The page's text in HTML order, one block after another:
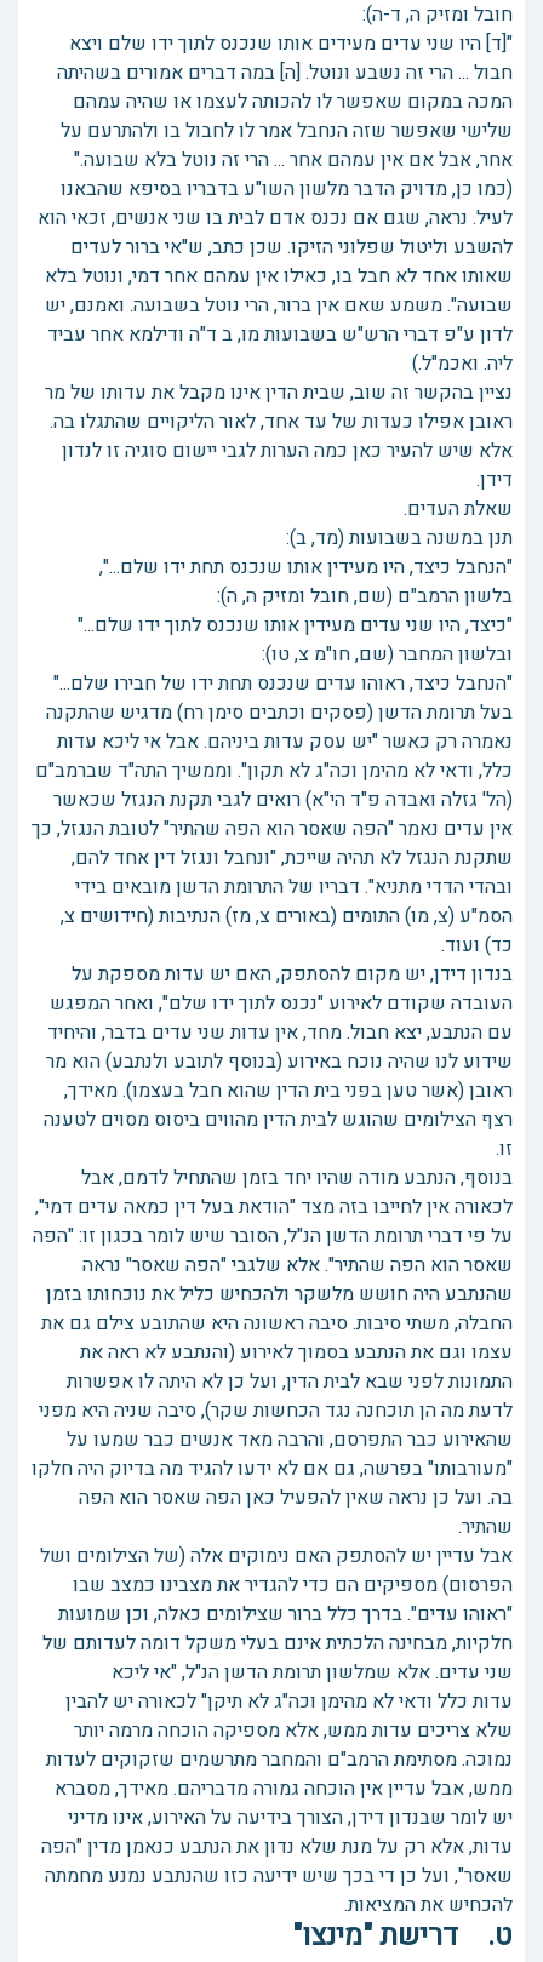
חובל ומזיק ה, ד-ה):
"[ד] היו שני עדים מעידים אותו שנכנס לתוך ידו שלם ויצא
חבול ... הרי זה נשבע ונוטל. [ה] במה דברים אמורים בשהיתה
המכה במקום שאפשר לו להכותה לעצמו או שהיה עמהם
שלישי שאפשר שזה הנחבל אמר לו לחבול בו ולהתרעם על
אחר, אבל אם אין עמהם אחר ... הרי זה נוטל בלא שבועה."
(כמו כן, מדויק הדבר מלשון השו"ע בדבריו בסיפא שהבאנו
לעיל. נראה, שגם אם נכנס אדם לבית בו שני אנשים, זכאי הוא
להשבע וליטול שפלוני הזיקו. שכן כתב, ש"אי ברור לעדים
שאותו אחד לא חבל בו, כאילו אין עמהם אחר דמי, ונוטל בלא
שבועה". משמע שאם אין ברור, הרי נוטל בשבועה. ואמנם, יש
לדון ע"פ דברי הרש"ש בשבועות מו, ב ד"ה ודילמא אחר עביד
ליה. ואכמ"ל.)
נציין בהקשר זה שוב, שבית הדין אינו מקבל את עדותו של מר
ראובן אפילו כעדות של עד אחד, לאור הליקויים שהתגלו בה.
אלא שיש להעיר כאן כמה הערות לגבי יישום סוגיה זו לנדון
דידן.
שאלת העדים.
תנן במשנה בשבועות (מד, ב):
"הנחבל כיצד, היו מעידין אותו שנכנס תחת ידו שלם...",
בלשון הרמב"ם (שם, חובל ומזיק ה, ה):
"כיצד, היו שני עדים מעידין אותו שנכנס לתוך ידו שלם..."
ובלשון המחבר (שם, חו"מ צ, טו):
"הנחבל כיצד, ראוהו עדים שנכנס תחת ידו של חבירו שלם..."
בעל תרומת הדשן (פסקים וכתבים סימן רח) מדגיש שהתקנה
נאמרה רק כאשר "יש עסק עדות ביניהם. אבל אי ליכא עדות
כלל, ודאי לא מהימן וכה"ג לא תקון". וממשיך התה"ד שברמב"ם
(הל' גזלה ואבדה פ"ד הי"א) רואים לגבי תקנת הנגזל שכאשר
אין עדים נאמר "הפה שאסר הוא הפה שהתיר" לטובת הנגזל, כך
שתקנת הנגזל לא תהיה שייכת, "ונחבל ונגזל דין אחד להם,
ובהדי הדדי מתניא". דבריו של התרומת הדשן מובאים בידי
הסמ"ע (צ, מו) התומים (באורים צ, מז) הנתיבות (חידושים צ,
כד) ועוד.
בנדון דידן, יש מקום להסתפק, האם יש עדות מספקת על
העובדה שקודם לאירוע "נכנס לתוך ידו שלם", ואחר המפגש
עם הנתבע, יצא חבול. מחד, אין עדות שני עדים בדבר, והיחיד
שידוע לנו שהיה נוכח באירוע (בנוסף לתובע ולנתבע) הוא מר
ראובן (אשר טען בפני בית הדין שהוא חבל בעצמו). מאידך,
רצף הצילומים שהוגש לבית הדין מהווים ביסוס מסוים לטענה
זו.
בנוסף, הנתבע מודה שהיו יחד בזמן שהתחיל לדמם, אבל
לכאורה אין לחייבו בזה מצד "הודאת בעל דין כמאה עדים דמי",
על פי דברי תרומת הדשן הנ"ל, הסובר שיש לומר בכגון זו: "הפה
שאסר הוא הפה שהתיר". אלא שלגבי "הפה שאסר" נראה
שהנתבע היה חושש מלשקר ולהכחיש כליל את נוכחותו בזמן
החבלה, משתי סיבות. סיבה ראשונה היא שהתובע צילם גם את
עצמו וגם את הנתבע בסמוך לאירוע (והנתבע לא ראה את
התמונות לפני שבא לבית הדין, ועל כן לא היתה לו אפשרות
לדעת מה הן תוכחנה נגד הכחשות שקר), סיבה שניה היא מפני
שהאירוע כבר התפרסם, והרבה מאד אנשים כבר שמעו על
"מעורבותו" בפרשה, גם אם לא ידעו להגיד מה בדיוק היה חלקו
בה. ועל כן נראה שאין להפעיל כאן הפה שאסר הוא הפה
שהתיר.
אבל עדיין יש להסתפק האם נימוקים אלה (של הצילומים ושל
הפרסום) מספיקים הם כדי להגדיר את מצבינו כמצב שבו
"ראוהו עדים". בדרך כלל ברור שצילומים כאלה, וכן שמועות
חלקיות, מבחינה הלכתית אינם בעלי משקל דומה לעדותם של
שני עדים. אלא שמלשון תרומת הדשן הנ"ל, "אי ליכא
עדות כלל ודאי לא מהימן וכה"ג לא תיקן" לכאורה יש להבין
שלא צריכים עדות ממש, אלא מספיקה הוכחה מרמה יותר
נמוכה. מסתימת הרמב"ם והמחבר מתרשמים שזקוקים לעדות
ממש, אבל עדיין אין הוכחה גמורה מדבריהם. מאידך, מסברא
יש לומר שבנדון דידן, הצורך בידיעה על האירוע, אינו מדיני
עדות, אלא רק על מנת שלא נדון את הנתבע כנאמן מדין "הפה
שאסר", ועל כן די בכך שיש ידיעה כזו שהנתבע נמנע מחמתה
להכחיש את המציאות.
ט. דרישת "מינצו"